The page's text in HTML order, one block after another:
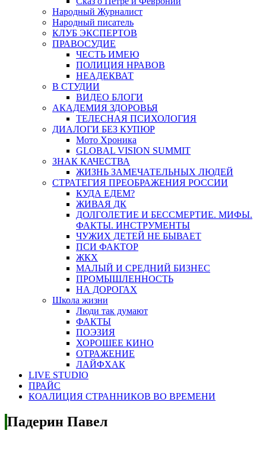
Народный Журналист
Народный писатель
КЛУБ ЭКСПЕРТОВ
ПРАВОСУДИЕ
ЧЕСТЬ ИМЕЮ
ПОЛИЦИЯ НРАВОВ
НЕАДЕКВАТ
В СТУДИИ
ВИДЕО БЛОГИ
АКАДЕМИЯ ЗДОРОВЬЯ
ТЕЛЕСНАЯ ПСИХОЛОГИЯ
ДИАЛОГИ БЕЗ КУПЮР
Мото Хроника
GLOBAL VISION SUMMIT
ЗНАК КАЧЕСТВА
ЖИЗНЬ ЗАМЕЧАТЕЛЬНЫХ ЛЮДЕЙ
СТРАТЕГИЯ ПРЕОБРАЖЕНИЯ РОССИИ
КУДА ЕДЕМ?
ЖИВАЯ ДК
ДОЛГОЛЕТИЕ И БЕССМЕРТИЕ. МИФЫ.
ФАКТЫ. ИНСТРУМЕНТЫ
ЧУЖИХ ДЕТЕЙ НЕ БЫВАЕТ
ПСИ ФАКТОР
ЖКХ
МАЛЫЙ И СРЕДНИЙ БИЗНЕС
ПРОМЫШЛЕННОСТЬ
НА ДОРОГАХ
Школа жизни
Люди так думают
ФАКТЫ
ПОЭЗИЯ
ХОРОШЕЕ КИНО
ОТРАЖЕНИЕ
ЛАЙФХАК
LIVE STUDIO
ПРАЙС
КОАЛИЦИЯ СТРАННИКОВ ВО ВРЕМЕНИ
Падерин Павел